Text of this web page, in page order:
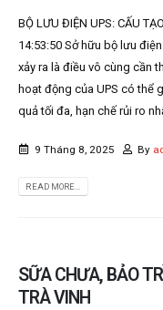
BỘ LƯU ĐIỆN UPS: CẤU
14:53:50 Sở hữu bộ lưu
xảy ra là điều vô cùng cần
hoạt động của UPS có thể
quả tối đa, hạn chế rủi ro
9 Tháng 8, 2025 By
READ MORE...
SỮA CHƯA, BẢO
TRÀ VINH